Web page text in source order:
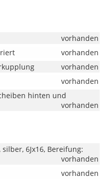
vorhanden
vorhanden
vorhanden
vorhanden
hinten und
vorhanden
6Jx16, Bereifung:
vorhanden
vorhanden